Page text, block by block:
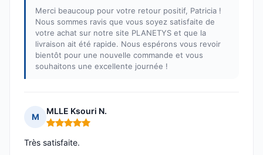
Merci beaucoup pour votre retour positif, Patricia !
Nous sommes ravis que vous soyez satisfaite de
votre achat sur notre site PLANETYS et que la
livraison ait été rapide. Nous espérons vous revoir
bientôt pour une nouvelle commande et vous
souhaitons une excellente journée !
M
MLLE Ksouri N.
Note : 5 sur 5
Très satisfaite.